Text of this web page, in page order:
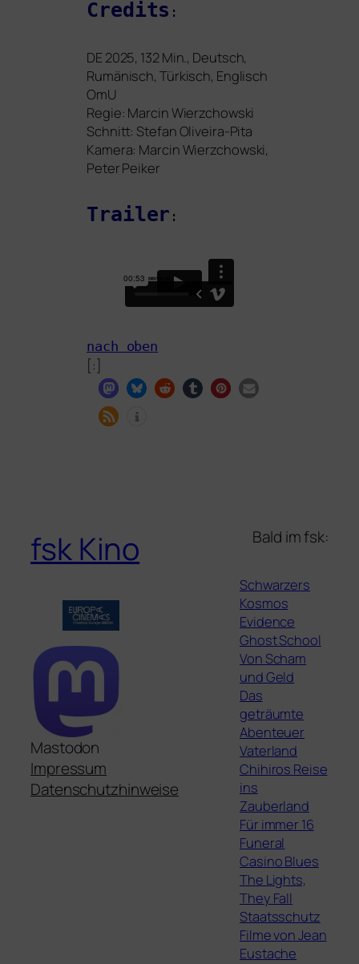
Credits :
DE2025, 132 Min., Deutsch,
Rumänisch, Türkisch, Englisch
OmU
Regie: Marcin Wierzchowski
Schnitt: Stefan Oliveira-Pita
Kamera: Marcin Wierzchowski,
Peter Peiker
Trailer :
nach oben
[:]
fsk Kino
Mastodon
Impressum
Datenschutzhinweise
Bald im fsk:
Schwarzers
Kosmos
Evidence
Ghost School
Von Scham
und Geld
Das
geträumte
Abenteuer
Vaterland
Chihiros Reise
ins
Zauberland
Für immer 16
Funeral
Casino Blues
The Lights,
They Fall
Staatsschutz
Filme von Jean
Eustache